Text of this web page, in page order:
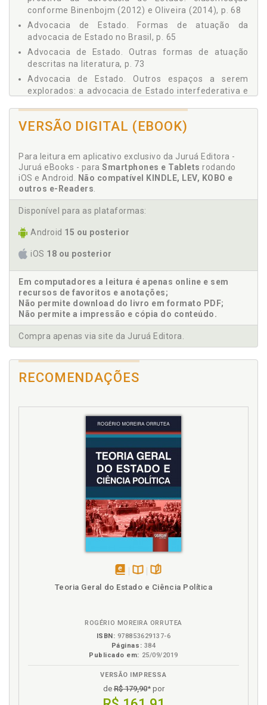
REFERÊNCIAS, p. 105
conforme Binenbojm (2012) e Oliveira (2014), p. 68
Advocacia de Estado. Formas de atuação da
advocacia de Estado no Brasil, p. 65
Advocacia de Estado. Outras formas de atuação
descritas na literatura, p. 73
Advocacia de Estado. Outros espaços a serem
explorados: a advocacia de Estado interfederativa e
Advocacia pública de Estado e o agir comunicativo,
p. 98
Advocacia pública na defesa do Estado, p. 41
Advocacia pública na defesa dos hipossuficientes, p.
36
Advocacias públicas, p. 29
Advocacias públicas no âmbito da América do Sul, p.
48
Estados Unidos, Canadá e Europa, p. 53
Advocacias públicas no direito comparado e a
formação histórica da advocacia pública de Estado
no Brasil, p. 47
Afetados. Advocacia de Estado como organização
social, decisão jurídica, a consideração dos riscos, a
inclusão dos afetados e o agir comunicativo, p. 83
Afetados. Necessária inclusão dos afetados, p. 95
Agir comunicativo. Advocacia de Estado como
organização social, decisão jurídica, a consideração
dos riscos, a inclusão dos afetados e o agir
Agir comunicativo. Advocacia pública de Estado e o
agir comunicativo, p. 98
América do Sul. Advocacias públicas no âmbito da
América do Sul, p. 48
Atuação prévia, sistêmica e proativa da advocacia
de Estado: classificação conforme Binenbojm (2012)
Binenbojm. Atuação prévia, sistêmica e proativa da
advocacia de Estado: classificação conforme
Binenbojm (2012) e Oliveira (2014), p. 68
dos Estados Unidos, Canadá e Europa, p. 53
Conclusão, p. 101
Decisão jurídica. Advocacia de Estado como
organização social, decisão jurídica, a consideração
VERSÃO DIGITAL (EBOOK)
Para leitura em aplicativo exclusivo da Juruá Editora -
Juruá eBooks - para Smartphones e Tablets rodando
iOS e Android. Não compatível KINDLE, LEV, KOBO e
outros e-Readers.
Disponível para as plataformas:
Android 15 ou posterior
iOS 18 ou posterior
Em computadores a leitura é apenas online e sem
recursos de favoritos e anotações;
Não permite download do livro em formato PDF;
Não permite a impressão e cópia do conteúdo.
Compra apenas via site da Juruá Editora.
RECOMENDAÇÕES
disponívelDisponível
páginas
Teoria Geral do Estado e Ciência Política
ROGÉRIO MOREIRA ORRUTEA
ISBN: 978853629137-6
Páginas: 384
Publicado em: 25/09/2019
VERSÃO IMPRESSA
deR$ 179,90* por